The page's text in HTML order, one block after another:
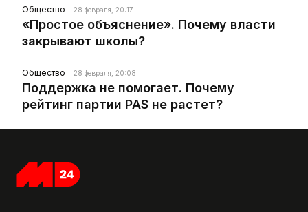
Общество 28 февраля, 20:17
«Простое объяснение». Почему власти
закрывают школы?
Общество 28 февраля, 20:08
Поддержка не помогает. Почему
рейтинг партии PAS не растет?